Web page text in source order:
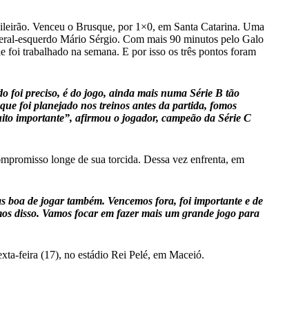
Venceu o Brusque, por 1×0, em Santa Catarina. Uma
esquerdo Mário Sérgio. Com mais 90 minutos pelo Galo
foi trabalhado na semana. E por isso os três pontos foram
foi preciso, é do jogo, ainda mais numa Série B tão
foi planejado nos treinos antes da partida, fomos
importante”, afirmou o jogador, campeão da Série C
longe de sua torcida. Dessa vez enfrenta, em
de jogar também. Vencemos fora, foi importante e de
disso. Vamos focar em fazer mais um grande jogo para
feira (17), no estádio Rei Pelé, em Maceió.